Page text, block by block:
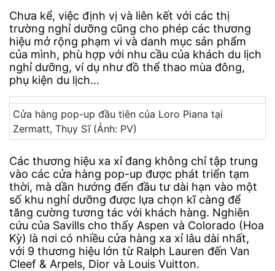
Chưa kể, việc định vị và liên kết với các thị
trường nghỉ dưỡng cũng cho phép các thương
hiệu mở rộng phạm vi và danh mục sản phẩm
của mình, phù hợp với nhu cầu của khách du lịch
nghỉ dưỡng, ví dụ như đồ thể thao mùa đông,
phụ kiện du lịch…
Cửa hàng pop-up đầu tiên của Loro Piana tại
Zermatt, Thụy Sĩ (Ảnh: PV)
Các thương hiệu xa xỉ đang không chỉ tập trung
vào các cửa hàng pop-up được phát triển tạm
thời, mà dần hướng đến đầu tư dài hạn vào một
số khu nghỉ dưỡng được lựa chọn kĩ càng để
tăng cường tương tác với khách hàng. Nghiên
cứu của Savills cho thấy Aspen và Colorado (Hoa
Kỳ) là nơi có nhiều cửa hàng xa xỉ lâu dài nhất,
với 9 thương hiệu lớn từ Ralph Lauren đến Van
Cleef & Arpels, Dior và Louis Vuitton.